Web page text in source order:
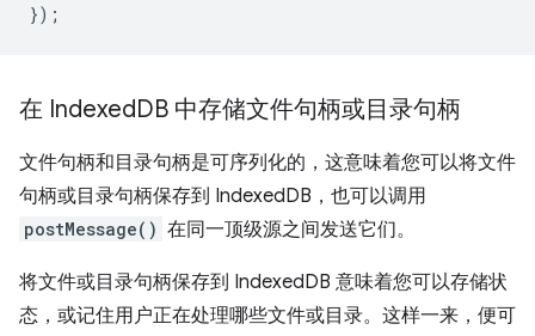
});
在 IndexedDB 中存储文件句柄或目录句柄
文件句柄和目录句柄是可序列化的，这意味着您可以将文件
句柄或目录句柄保存到 IndexedDB，也可以调用
postMessage() 在同一顶级源之间发送它们。
将文件或目录句柄保存到 IndexedDB 意味着您可以存储状
态，或记住用户正在处理哪些文件或目录。这样一来，便可